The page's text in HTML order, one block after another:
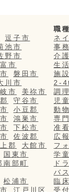
逗子市
池市
野市
市
磐田市
川市
市
美祢市
守谷市
小豆郡
鴻巣市
下松市
佐波郡
郡
大館市
国東市
南部町
松浦市
江戸川区
職
ネ
事
介
生
施
2-
調
児
動
専
准
広報
フ
学
ド
バ
臨
受付